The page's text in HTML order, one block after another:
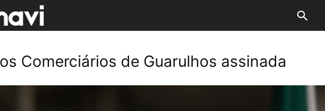
Comerciários de Guarulhos assinada